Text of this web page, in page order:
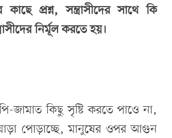
প্রশ্ন, সন্ত্রাসীদের সাথে কি
নির্মূল করতে হয়।
জামাত কিছু সৃষ্টি করতে পাওে না,
পোড়াচ্ছে, মানুষের ওপর আগুন